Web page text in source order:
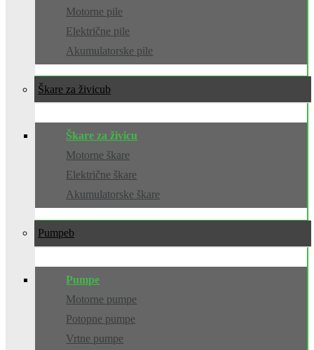
Motorne pile
Električne pile
Akumulatorske pile
Škare za živicu
Škare za živicu
Motorne škare
Električne škare
Akumulatorske škare
Pumpe
Pumpe
Motorne pumpe
Potopne pumpe
Vrtne pumpe